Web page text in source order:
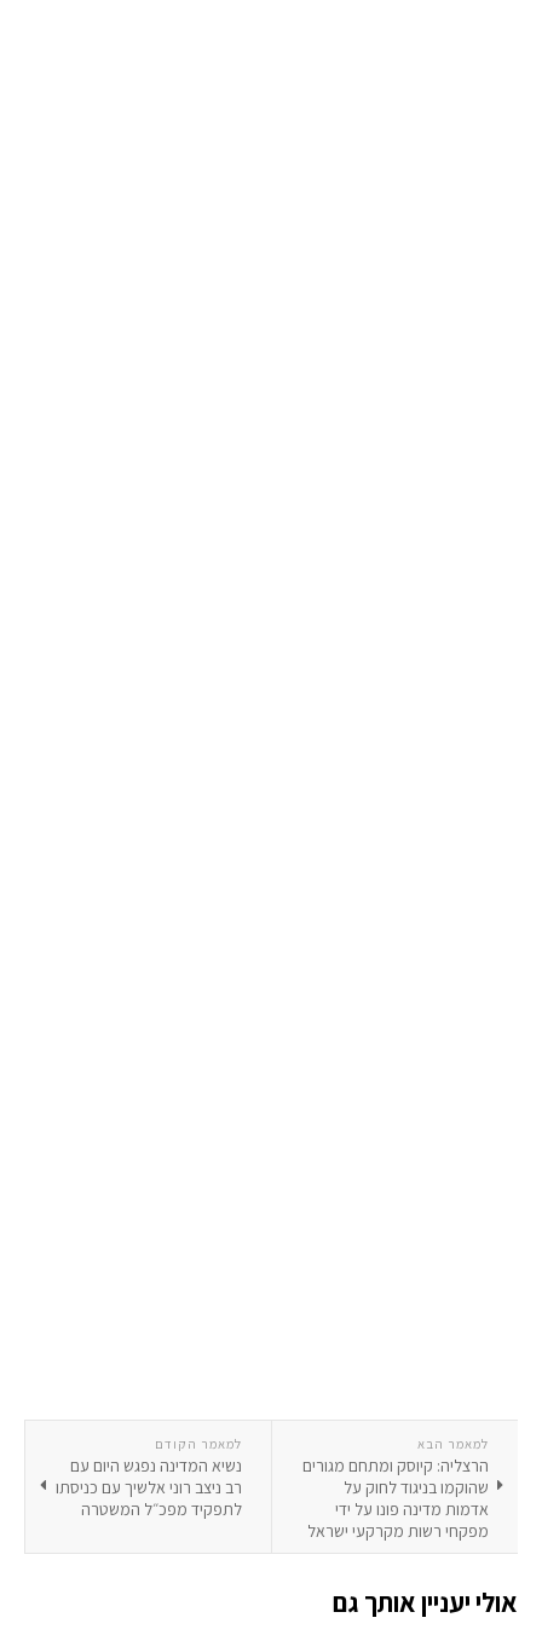
למאמר הקודם
נשיא המדינה נפגש היום עם
רב ניצב רוני אלשיך עם כניסתו
לתפקיד מפכ״ל המשטרה
למאמר הבא
הרצליה: קיוסק ומתחם מגורים
שהוקמו בניגוד לחוק על
אדמות מדינה פונו על ידי
מפקחי רשות מקרקעי ישראל
אולי יעניין אותך גם